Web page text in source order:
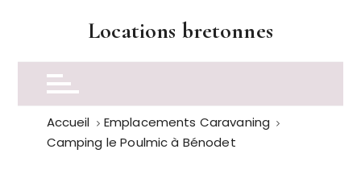
r
Locations bretonnes
Accueil
Emplacements Caravaning
Camping le Poulmic à Bénodet